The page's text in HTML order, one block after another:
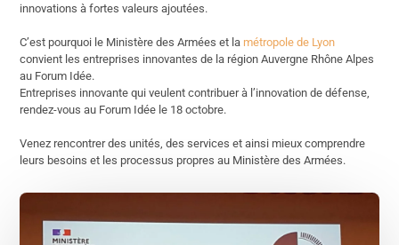
innovations à fortes valeurs ajoutées.
C’est pourquoi le Ministère des Armées et la métropole de Lyon
convient les entreprises innovantes de la région Auvergne Rhône Alpes
au Forum Idée.
Entreprises innovante qui veulent contribuer à l’innovation de défense,
rendez-vous au Forum Idée le 18 octobre.
Venez rencontrer des unités, des services et ainsi mieux comprendre
leurs besoins et les processus propres au Ministère des Armées.